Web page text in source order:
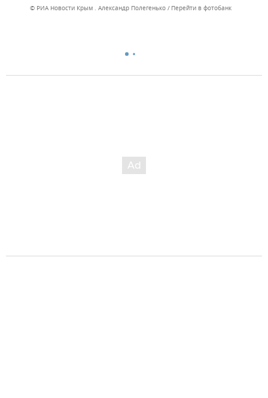
© РИА Новости Крым . Александр Полегенько Перейти в фотобанк